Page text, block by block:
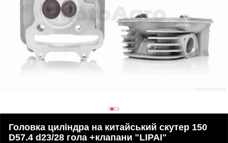
Головка циліндра на китайський скутер 150
D57.4 d23/28 гола +клапани "LIPAI"